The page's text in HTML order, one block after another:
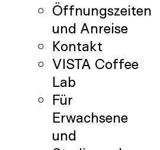
Öffnungszeiten
und Anreise
Kontakt
VISTA Coffee
Lab
Für
Erwachsene
und